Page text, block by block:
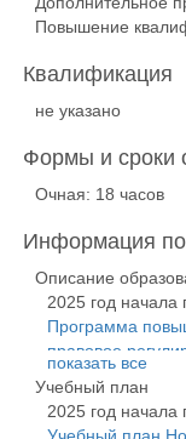
Повышение
Квалификация
не указано
Формы и сроки
Очная: 18 часов
Информация по
Описание
2025 год начала
Программа
правовое
регулирование
показать все
Учебный план
2025 год начала